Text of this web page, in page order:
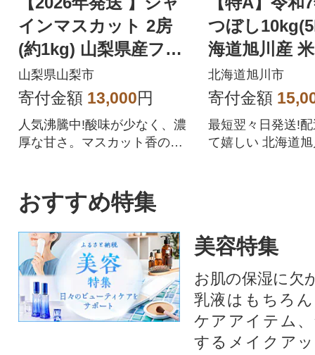
インマスカット 2房
(約1kg) 山梨県産フル
ーツ 人気のぶどう
山梨県山梨市
寄付金額 13,000円
人気沸騰中!酸味が少なく、濃
厚な甘さ。マスカット香の芳
トを中心にぶどうをたくさん
作っている農家が自信を持っ
てお届けします。
つぼし
海道旭川産
【さとふる
57
北海道旭川市
寄付金額
最短翌々日発送!
て嬉しい 北海道
おすすめ特集
美容特集
お肌の保湿に欠
乳液はもちろ
ケアアイテム
するメイクア